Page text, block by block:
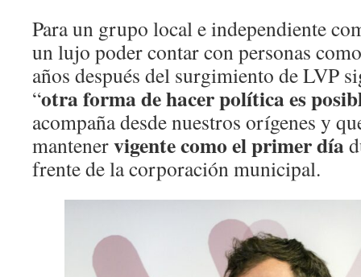
Para un grupo local e independiente
un lujo poder contar con personas
años después del surgimiento de LVP
“otra forma de hacer política es
acompaña desde nuestros orígenes y
mantenervigente como el primer día
frente de la corporación municipal.